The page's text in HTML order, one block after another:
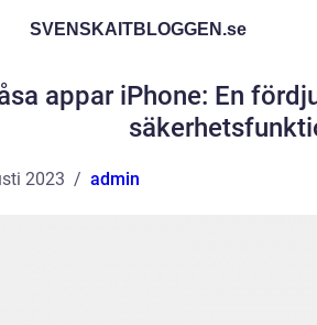
SVENSKAITBLOGGEN.se
appar iPhone: En
2023 admin